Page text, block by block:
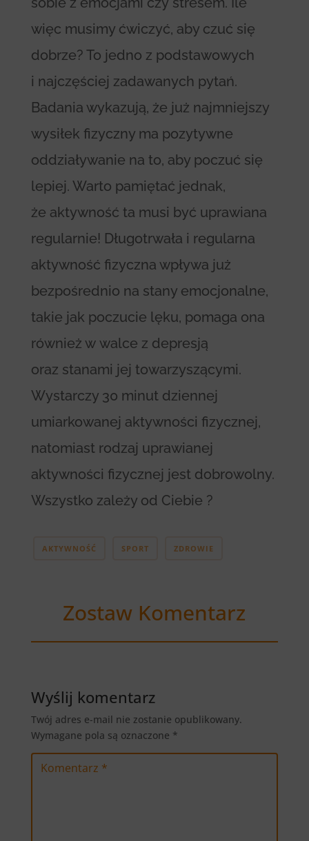
więc musimy ćwiczyć, aby czuć się
dobrze? To jedno z podstawowych
i najczęściej zadawanych pytań.
Badania wykazują, że już najmniejszy
wysiłek fizyczny ma pozytywne
oddziaływanie na to, aby poczuć się
lepiej. Warto pamiętać jednak,
że aktywność ta musi być uprawiana
regularnie! Długotrwała i regularna
aktywność fizyczna wpływa już
bezpośrednio na stany emocjonalne,
takie jak poczucie lęku, pomaga ona
również w walce z depresją
oraz stanami jej towarzyszącymi.
Wystarczy 30 minut dziennej
umiarkowanej aktywności fizycznej,
natomiast rodzaj uprawianej
aktywności fizycznej jest dobrowolny.
Wszystko zależy od Ciebie ?
AKTYWNOŚĆ SPORT ZDROWIE
Zostaw Komentarz
Wyślij komentarz
Twój adres e-mail nie zostanie opublikowany.
Wymagane pola są oznaczone *